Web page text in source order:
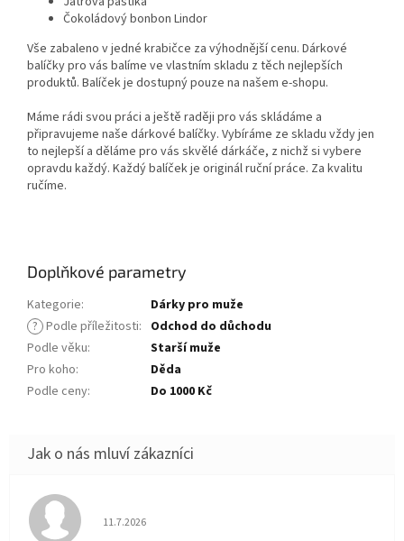
Čokoládový bonbon Lindor
Vše zabaleno v jedné krabičce za výhodnější cenu. Dárkové
balíčky pro vás balíme ve vlastním skladu z těch nejlepších
produktů. Balíček je dostupný pouze na našem e-shopu.
Máme rádi svou práci a ještě raději pro vás skládáme a
připravujeme naše dárkové balíčky. Vybíráme ze skladu vždy jen
to nejlepší a děláme pro vás skvělé dárkáče, z nichž si vybere
opravdu každý. Každý balíček je originál ruční práce. Za kvalitu
ručíme.
Doplňkové parametry
Kategorie:
Dárky pro muže
? Podle příležitosti: Odchod do důchodu
Podle věku:
Starší muže
Pro koho:
Děda
Podle ceny: Do 1000 Kč
Hodnocení obchodu je 5 z 5 hvězdiček.
11.7.2026